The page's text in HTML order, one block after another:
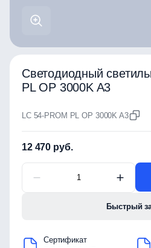
Светодиодный
PL OP 3000K A3
LC 54-PROM PL OP 3000K A3
12 470 руб.
Быстрый
Сертификат